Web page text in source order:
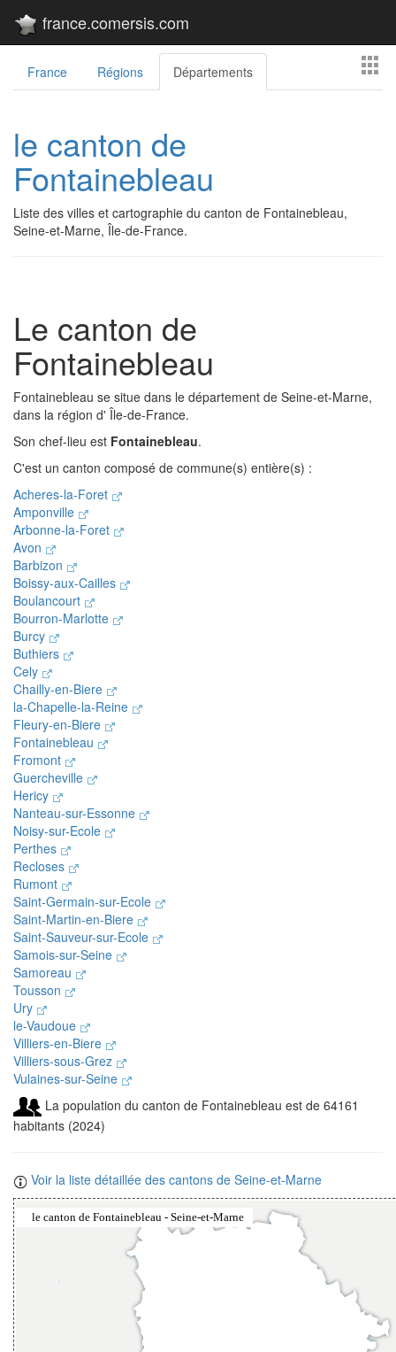
france.comersis.com
France Régions Départements
le canton de
Fontainebleau
Liste des villes et cartographie du canton de Fontainebleau,
Seine-et-Marne, Île-de-France.
Le canton de
Fontainebleau
Fontainebleau se situe dans le département de Seine-et-Marne,
dans la région d' Île-de-France.
Son chef-lieu est Fontainebleau.
C'est un canton composé de commune(s) entière(s) :
Acheres-la-Foret
Amponville
Arbonne-la-Foret
Avon
Barbizon
Boissy-aux-Cailles
Boulancourt
Bourron-Marlotte
Burcy
Buthiers
Cely
Chailly-en-Biere
la-Chapelle-la-Reine
Fleury-en-Biere
Fontainebleau
Fromont
Guercheville
Hericy
Nanteau-sur-Essonne
Noisy-sur-Ecole
Perthes
Recloses
Rumont
Saint-Germain-sur-Ecole
Saint-Martin-en-Biere
Saint-Sauveur-sur-Ecole
Samois-sur-Seine
Samoreau
Tousson
Ury
le-Vaudoue
Villiers-en-Biere
Villiers-sous-Grez
Vulaines-sur-Seine
La population du canton de Fontainebleau est de 64161
habitants (2024)
Voir la liste détaillée des cantons de Seine-et-Marne